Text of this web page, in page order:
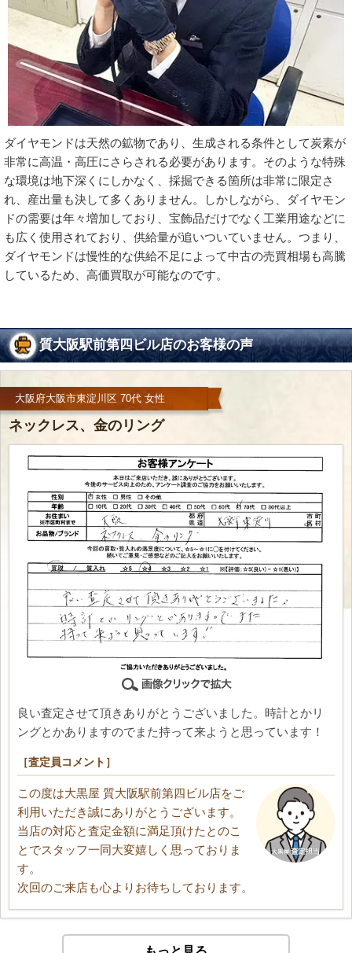
ダイヤモンドは天然の鉱物であり、生成される条件として炭素が
非常に高温・高圧にさらされる必要があります。そのような特殊
な環境は地下深くにしかなく、採掘できる箇所は非常に限定さ
れ、産出量も決して多くありません。しかしながら、ダイヤモン
ドの需要は年々増加しており、宝飾品だけでなく工業用途などに
も広く使用されており、供給量が追いついていません。つまり、
ダイヤモンドは慢性的な供給不足によって中古の売買相場も高騰
しているため、高価買取が可能なのです。
質大阪駅前第四ビル店のお客様の声
大阪府大阪市東淀川区 70代 女性
ネックレス、金のリング
良い査定させて頂きありがとうございました。時計とかリ
ングとかありますのでまた持って来ようと思っています！
［査定員コメント］
この度は大黒屋 質大阪駅前第四ビル店をご
利用いただき誠にありがとうございます。
当店の対応と査定金額に満足頂けたとのこ
とでスタッフ一同大変嬉しく思っておりま
す。
次回のご来店も心よりお待ちしております。